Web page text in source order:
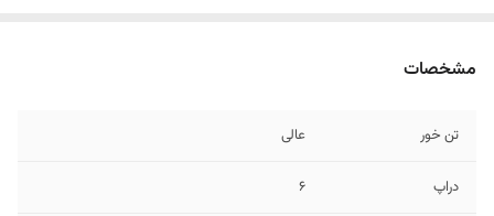
مشخصات
تن خور عالی
دراپ 6